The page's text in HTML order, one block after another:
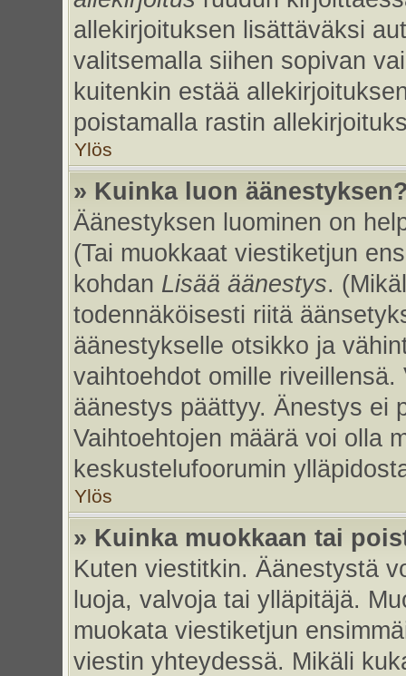
allekirjoituksen lisättäväksi
valitsemalla siihen sopivan
kuitenkin estää
poistamalla rastin
Ylös
» Kuinka luon
Äänestyksen luominen on
(Tai muokkaat viestiketjun
kohdan Lisää äänestys.
todennäköisesti riitä
äänestykselle otsikko ja
vaihtoehdot omille
äänestys päättyy. Änestys ei
Vaihtoehtojen määrä voi olla
keskustelufoorumin
Ylös
» Kuinka muokkaan tai
Kuten viestitkin. Äänestystä
luoja, valvoja tai ylläpitäjä.
muokata viestiketjun
viestin yhteydessä. Mikäli